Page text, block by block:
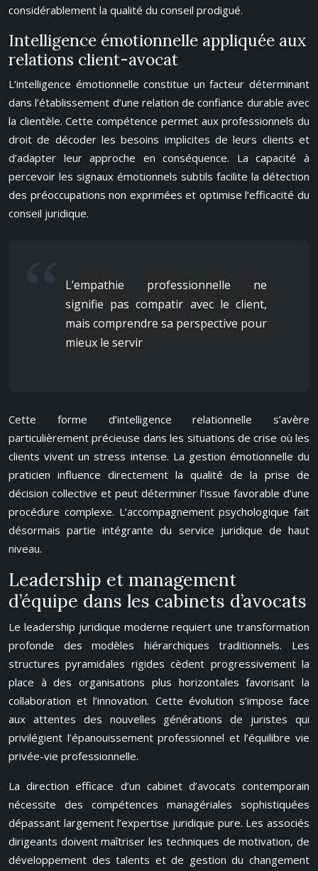
considérablement la qualité du conseil prodigué.
Intelligence émotionnelle appliquée aux
relations client-avocat
L’intelligence émotionnelle constitue un facteur déterminant
dans l’établissement d’une relation de confiance durable avec
la clientèle. Cette compétence permet aux professionnels du
droit de décoder les besoins implicites de leurs clients et
d’adapter leur approche en conséquence. La capacité à
percevoir les signaux émotionnels subtils facilite la détection
des préoccupations non exprimées et optimise l’efficacité du
conseil juridique.
L’empathie professionnelle ne
signifie pas compatir avec le client,
mais comprendre sa perspective pour
mieux le servir
Cette forme d’intelligence relationnelle s’avère
particulièrement précieuse dans les situations de crise où les
clients vivent un stress intense. La gestion émotionnelle du
praticien influence directement la qualité de la prise de
décision collective et peut déterminer l’issue favorable d’une
procédure complexe. L’accompagnement psychologique fait
désormais partie intégrante du service juridique de haut
niveau.
Leadership et management
d’équipe dans les cabinets d’avocats
Le leadership juridique moderne requiert une transformation
profonde des modèles hiérarchiques traditionnels. Les
structures pyramidales rigides cèdent progressivement la
place à des organisations plus horizontales favorisant la
collaboration et l’innovation. Cette évolution s’impose face
aux attentes des nouvelles générations de juristes qui
privilégient l’épanouissement professionnel et l’équilibre vie
privée-vie professionnelle.
La direction efficace d’un cabinet d’avocats contemporain
nécessite des compétences managériales sophistiquées
dépassant largement l’expertise juridique pure. Les associés
dirigeants doivent maîtriser les techniques de motivation, de
développement des talents et de gestion du changement